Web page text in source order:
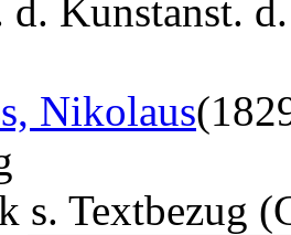
Kunstanst.
Nikolaus
s. Textbezug